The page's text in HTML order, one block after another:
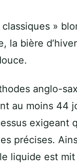
»
la bière
anglo-
au moins 44
exigeant
précises.
liquide est